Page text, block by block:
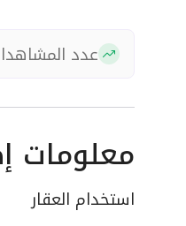
عدد المشاهدات
معلومات
استخدام العقار